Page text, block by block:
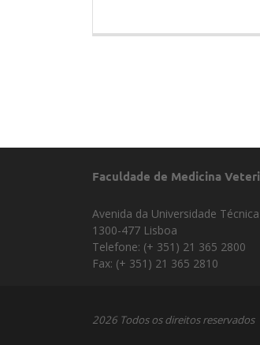
Faculdade de Medicina
Avenida da Universidade Técnica
1300-477 Lisboa
Telefone: (+ 351) 21 365 2800
Fax: (+ 351) 21 365 2810
2026 Todos os direitos reservados